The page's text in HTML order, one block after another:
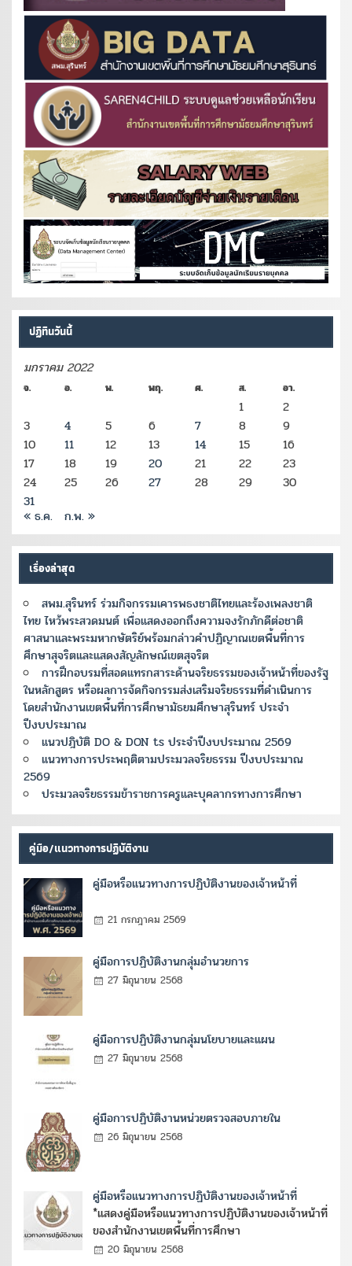
ปฏิทินวันนี้
มกราคม 2022
จ. อ. พ. พฤ. ศ. ส. อา.
1
2
3
4 5 6 7 8
9
10
11 12 13 14 15
16
17
18 19 20 21 22
23
24
25 26 27 28 29
30
31
« ธ.ค. ก.พ. »
เรื่องล่าสุด
สพม.สุรินทร์ ร่วมกิจกรรมเคารพธงชาติไทยและร้องเพลงชาติ
ไทย ไหว้พระสวดมนต์ เพื่อแสดงออกถึงความจงรักภักดีต่อชาติ
ศาสนาและพระมหากษัตริย์พร้อมกล่าวคำปฏิญาณเขตพื้นที่การ
ศึกษาสุจริตและแสดงสัญลักษณ์เขตสุจริต
การฝึกอบรมที่สอดแทรกสาระด้านจริยธรรมของเจ้าหน้าที่ของรัฐ
ในหลักสูตร หรือผลการจ้ดกิจกรรมส่งเสริมจริยธรรมที่ดำเนินการ
โดยสำนักงานเขตพื้นที่การศึกษามัธยมศึกษาสุรินทร์ ประจำ
ปีงบประมาณ
แนวปฎิบัติ DO & DON ts ประจำปีงบประมาณ 2569
แนวทางการประพฤติตามประมวลจริยธรรม ปีงบประมาณ
2569
ประมวลจริยธรรมข้าราชการครูและบุคลากรทางการศึกษา
คู่มือ/แนวทางการปฏิบัติงาน
คู่มือหรือแนวทางการปฏิบัติงานของเจ้าหน้าที่
21 กรกฎาคม 2569
คู่มือการปฏิบัติงานกลุ่มอำนวยการ
27 มิถุนายน 2568
คู่มือการปฏิบัติงานกลุ่มนโยบายและแผน
27 มิถุนายน 2568
คู่มือการปฏิบัติงานหน่วยตรวจสอบภายใน
26 มิถุนายน 2568
คู่มือหรือแนวทางการปฏิบัติงานของเจ้าหน้าที่
*แสดงคู่มือหรือแนวทางการปฏิบัติงานของเจ้าหน้าที่
ของสำนักงานเขตพื้นที่การศึกษา
20 มิถุนายน 2568